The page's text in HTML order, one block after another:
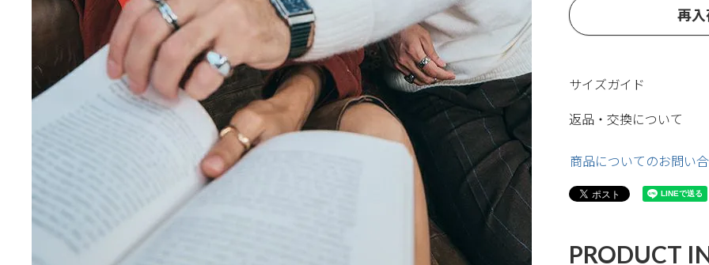
再
サイズガイド
返品・交換について
商品についてのお問い
PRODUCT